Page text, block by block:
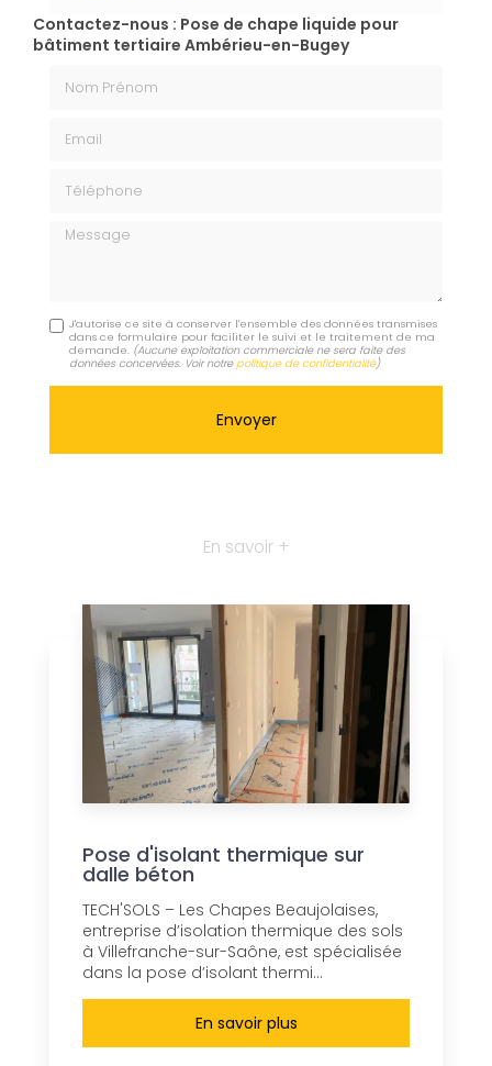
Contactez-nous : Pose de chape liquide pour
bâtiment tertiaire Ambérieu-en-Bugey
Message
J'autorise ce site à conserver l'ensemble des données transmises
dans ce formulaire pour faciliter le suivi et le traitement de ma
demande. (Aucune exploitation commerciale ne sera faite des
données concervées. Voir notrepolitique de confidentialité)
En savoir +
Pose d'isolant thermique sur
dalle béton
TECH'SOLS – Les Chapes Beaujolaises,
entreprise d’isolation thermique des sols
à Villefranche-sur-Saône, est spécialisée
dans la pose d’isolant thermi...
En savoir plus